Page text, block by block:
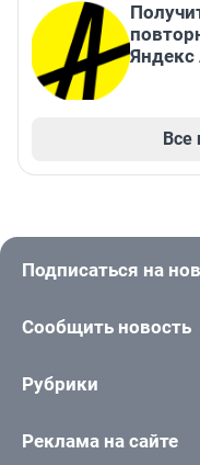
Все
Подписаться на
Сообщить новость
Рубрики
Реклама на сайте